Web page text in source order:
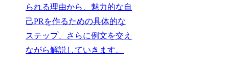
られる理由から、魅力的な自
己PRを作るための具体的な
ステップ、さらに例文を交え
ながら解説していきます。